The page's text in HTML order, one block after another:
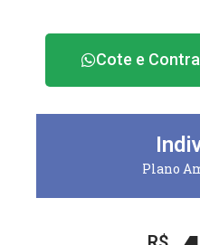
Cote e
Plano